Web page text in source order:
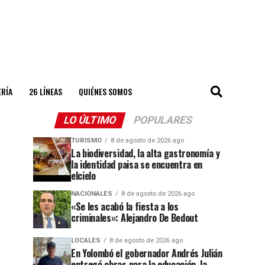
26 LÍNEAS QUIÉNES SOMOS
LO ÚLTIMO POPULARES
TURISMO 8 de agosto de 2026 ago
La biodiversidad, la alta gastronomía y
la identidad paisa se encuentra en
elcielo
NACIONALES 8 de agosto de 2026 ago
«Se les acabó la fiesta a los
criminales»: Alejandro De Bedout
LOCALES 8 de agosto de 2026 ago
En Yolombó el gobernador Andrés Julián